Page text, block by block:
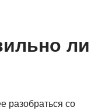
ли
разобраться со